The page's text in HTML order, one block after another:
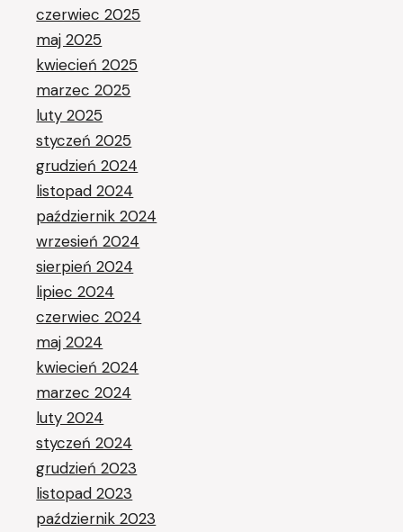
czerwiec 2025
maj 2025
kwiecień 2025
marzec 2025
luty 2025
styczeń 2025
grudzień 2024
listopad 2024
październik 2024
wrzesień 2024
sierpień 2024
lipiec 2024
czerwiec 2024
maj 2024
kwiecień 2024
marzec 2024
luty 2024
styczeń 2024
grudzień 2023
listopad 2023
październik 2023